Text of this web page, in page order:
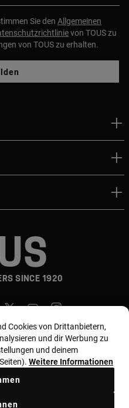
Sie den Allgemeinen
von TOUS zu
von TOUS zu erhalten.
SINCE 1920
Germany / Euro
Cookies von Drittanbietern,
und dir Werbung zu
und deinem
Weitere Informationen